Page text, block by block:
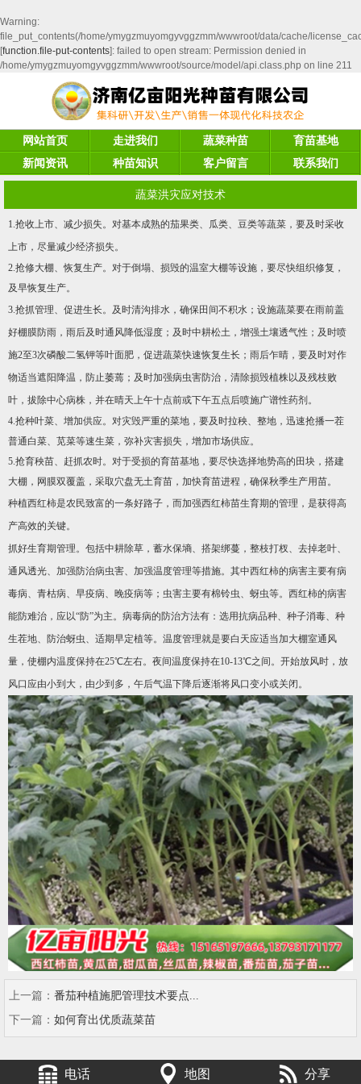
Warning:
file_put_contents(/home/ymygzmuyomgyvggzmm/wwwroot/data/cache/
[function.file-put-contents]: failed to open stream: Permission denied in
/home/ymygzmuyomgyvggzmm/wwwroot/source/model/api.class.php on line 211
网站首页 走进我们 蔬菜种苗
育苗基地
新闻资讯
种苗知识 客户留言 联系我们
蔬菜洪灾应对技术
1.抢收上市、减少损失。对基本成熟的茄果类、瓜类、豆类等蔬菜，要及时采收
上市，尽量减少经济损失。
2.抢修大棚、恢复生产。对于倒塌、损毁的温室大棚等设施，要尽快组织修复，
及早恢复生产。
3.抢抓管理、促进生长。及时清沟排水，确保田间不积水；设施蔬菜要在雨前盖
好棚膜防雨，雨后及时通风降低湿度；及时中耕松土，增强土壤透气性；及时喷
施2至3次磷酸二氢钾等叶面肥，促进蔬菜快速恢复生长；雨后乍晴，要及时对作
物适当遮阳降温，防止萎蔫；及时加强病虫害防治，清除损毁植株以及残枝败
叶，拔除中心病株，并在晴天上午十点前或下午五点后喷施广谱性药剂。
4.抢种叶菜、增加供应。对灾毁严重的菜地，要及时拉秧、整地，迅速抢播一茬
普通白菜、苋菜等速生菜，弥补灾害损失，增加市场供应。
5.抢育秧苗、赶抓农时。对于受损的育苗基地，要尽快选择地势高的田块，搭建
大棚，网膜双覆盖，采取穴盘无土育苗，加快育苗进程，确保秋季生产用苗。
种植西红柿是农民致富的一条好路子，而加强西红柿苗生育期的管理，是获得高
产高效的关键。
抓好生育期管理。包括中耕除草，蓄水保墒、搭架绑蔓，整枝打杈、去掉老叶、
通风透光、加强防治病虫害、加强温度管理等措施。其中西红柿的病害主要有病
毒病、青枯病、早疫病、晚疫病等；虫害主要有棉铃虫、蚜虫等。西红柿的病害
能防难治，应以“防”为主。病毒病的防治方法有：选用抗病品种、种子消毒、种
生茬地、防治蚜虫、适期早定植等。温度管理就是要白天应适当加大棚室通风
量，使棚内温度保持在25℃左右。夜间温度保持在10-13℃之间。开始放风时，放
风口应由小到大，由少到多，午后气温下降后逐渐将风口变小或关闭。
上一篇： 番茄种植施肥管理技术要点...
下一篇： 如何育出优质蔬菜苗
电话 地图 分享